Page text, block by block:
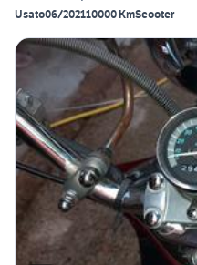
Usato06/202110000 KmScooter